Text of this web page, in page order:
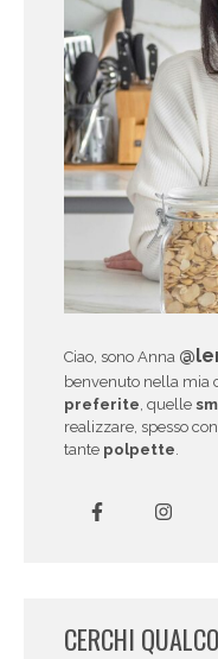
Ciao, sono Anna
benvenuto nella mia
preferite, quelle
realizzare, spesso
tante polpette.
CERCHI